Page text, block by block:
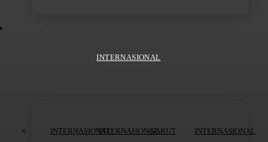
INTERNASIONAL
INTERNASIONALINTERNASIONALGARUT INTERNASIONAL